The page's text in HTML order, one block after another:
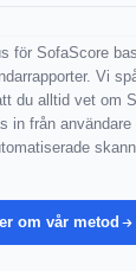
för SofaScore
Vi
du alltid vet om
in från
om vår metod